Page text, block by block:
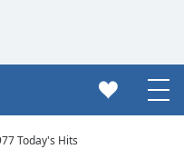
Today's Hits